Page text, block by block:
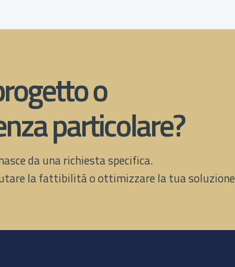
o
particolare?
da una richiesta specifica.
la fattibilità o ottimizzare la tua soluzione